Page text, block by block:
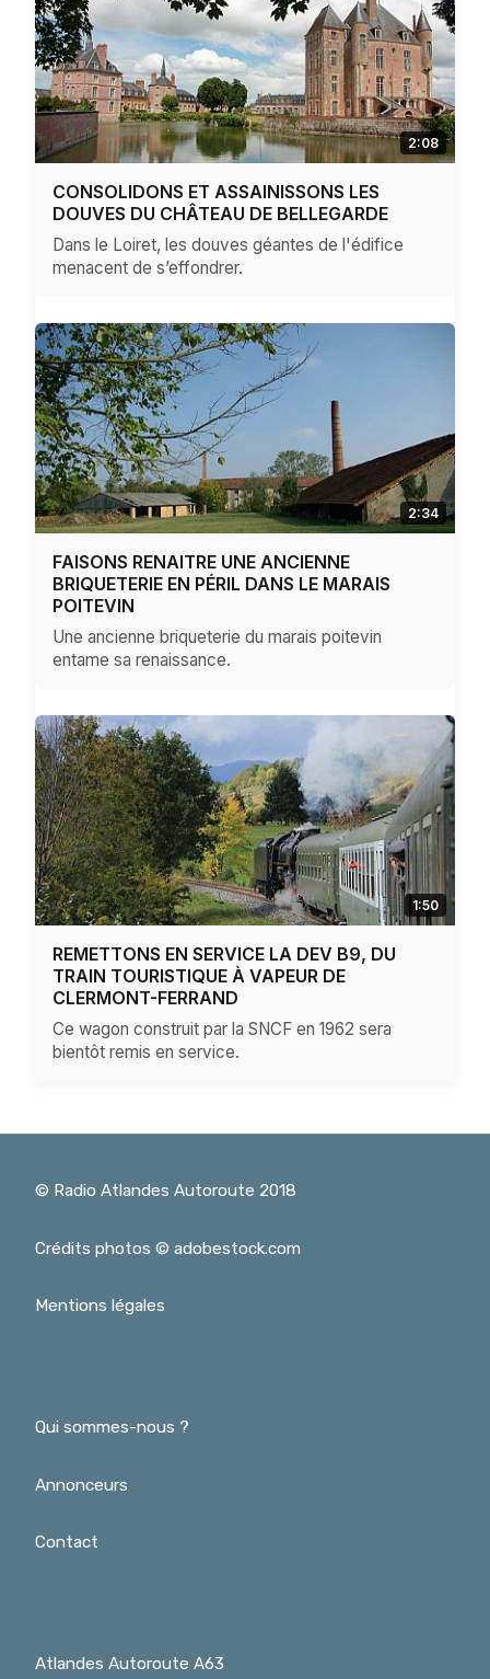
2:08
CONSOLIDONS ET ASSAINISSONS LES
DOUVES DU CHÂTEAU DE BELLEGARDE
Dans le Loiret, les douves géantes de l'édifice
menacent de s’effondrer.
2:34
FAISONS RENAITRE UNE ANCIENNE
BRIQUETERIE EN PÉRIL DANS LE MARAIS
POITEVIN
Une ancienne briqueterie du marais poitevin
entame sa renaissance.
1:50
REMETTONS EN SERVICE LA DEV B9, DU
TRAIN TOURISTIQUE À VAPEUR DE
CLERMONT-FERRAND
Ce wagon construit par la SNCF en 1962 sera
bientôt remis en service.
© Radio Atlandes Autoroute 2018
Crédits photos © adobestock.com
Mentions légales
Qui sommes-nous ?
Annonceurs
Contact
Atlandes Autoroute A63